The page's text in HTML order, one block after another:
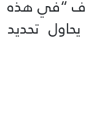
“في هذه
تحديد